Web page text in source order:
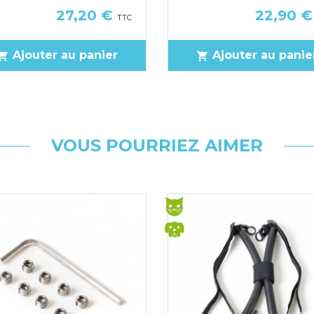
Prix
27,20 € TTC
Ajouter au panier
Prix
22,90 €
shopping_cart Ajouter au
VOUS POURRIEZ AIMER